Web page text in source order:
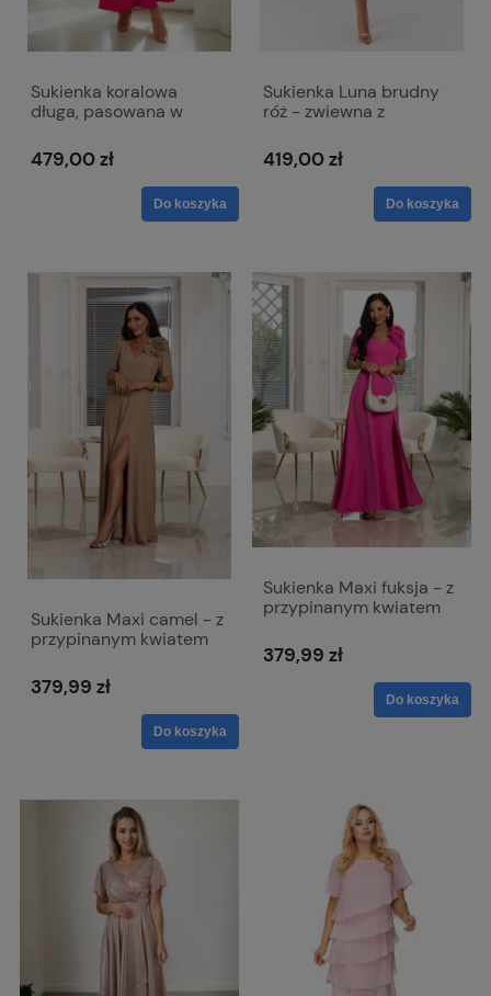
Sukienka koralowa
długa, pasowana w
talii - Róża Maxi
479,00 zł
Do koszyka
Sukienka Luna brudny
róż - zwiewna z
419,00 zł
Do koszyka
Sukienka Maxi camel - z
przypinanym kwiatem
379,99 zł
Do koszyka
Sukienka Maxi fuksja - z
przypinanym kwiatem
379,99 zł
Do koszyka